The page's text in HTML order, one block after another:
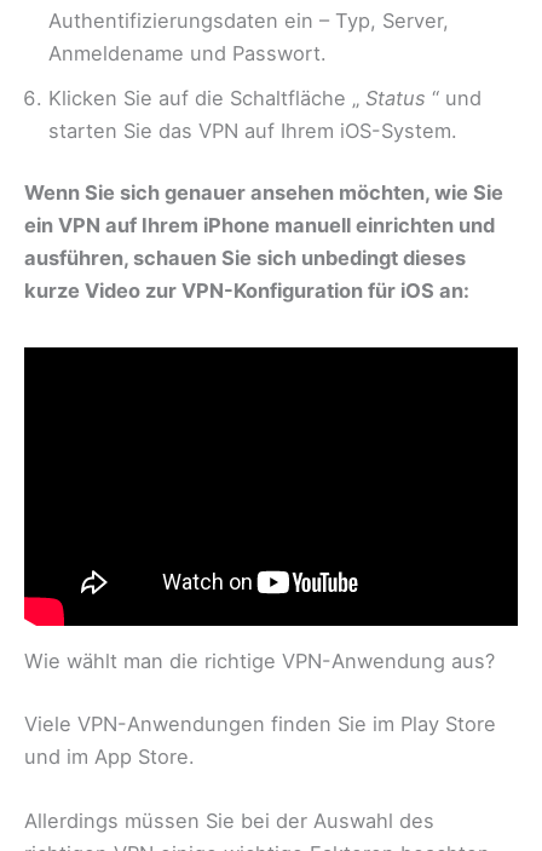
Authentifizierungsdaten ein – Typ, Server,
Anmeldename und Passwort.
Klicken Sie auf die Schaltfläche „ Status “ und
starten Sie das VPN auf Ihrem iOS-System.
Wenn Sie sich genauer ansehen möchten, wie Sie
ein VPN auf Ihrem iPhone manuell einrichten und
ausführen, schauen Sie sich unbedingt dieses
kurze Video zur VPN-Konfiguration für iOS an:
Wie wählt man die richtige VPN-Anwendung aus?
Viele VPN-Anwendungen finden Sie im Play Store
und im App Store.
Allerdings müssen Sie bei der Auswahl des